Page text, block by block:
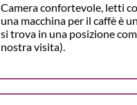
Camera confortevole, letti
una macchina per il caffè è
si trova in una posizione
nostra visita).